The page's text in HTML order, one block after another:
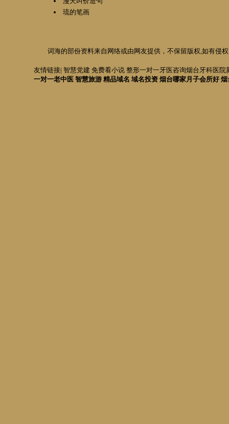
琉的笔画
词海的部份资料来自网络或由网友提供，不保留版权,如有侵
友情链接| 智慧党建 免费看小说 整形一对一牙医咨询烟台牙科医院
一对一老中医 智慧旅游 精品域名 域名投资 烟台哪家月子会所好 烟